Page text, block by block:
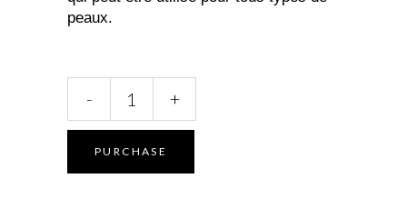
peaux.
antiseptique
Aroma-
- +
PURCHASE